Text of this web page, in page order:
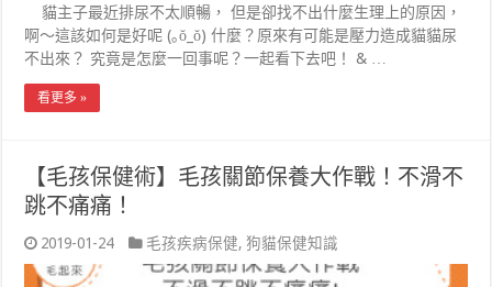
貓主子最近排尿不太順暢， 但是卻找不出什麼生理上的原因，
啊～這該如何是好呢 (｡ŏ_ŏ) 什麼？原來有可能是壓力造成貓貓尿
不出來？ 究竟是怎麼一回事呢？一起看下去吧！ & …
看更多 »
【毛孩保健術】毛孩關節保養大作戰！不滑不
跳不痛痛！
2019-01-24 毛孩疾病保健,狗貓保健知識